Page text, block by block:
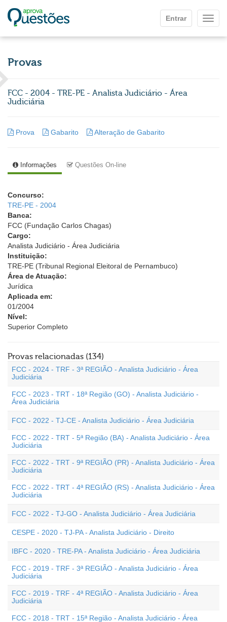
Entrar
Provas
FCC - 2004 - TRE-PE - Analista Judiciário - Área
Judiciária
Prova Gabarito Alteração de Gabarito
Informações Questões On-line
Concurso:
TRE-PE - 2004
Banca:
FCC (Fundação Carlos Chagas)
Cargo:
Analista Judiciário - Área Judiciária
Instituição:
TRE-PE (Tribunal Regional Eleitoral de Pernambuco)
Área de Atuação:
Jurídica
Aplicada em:
01/2004
Nível:
Superior Completo
Provas relacionadas (134)
FCC - 2024 - TRF - 3ª REGIÃO - Analista Judiciário - Área
Judiciária
FCC - 2023 - TRT - 18ª Região (GO) - Analista Judiciário -
Área Judiciária
FCC - 2022 - TJ-CE - Analista Judiciário - Área Judiciária
FCC - 2022 - TRT - 5ª Região (BA) - Analista Judiciário - Área
Judiciária
FCC - 2022 - TRT - 9ª REGIÃO (PR) - Analista Judiciário - Área
Judiciária
FCC - 2022 - TRT - 4ª REGIÃO (RS) - Analista Judiciário - Área
Judiciária
FCC - 2022 - TJ-GO - Analista Judiciário - Área Judiciária
CESPE - 2020 - TJ-PA - Analista Judiciário - Direito
IBFC - 2020 - TRE-PA - Analista Judiciário - Área Judiciária
FCC - 2019 - TRF - 3ª REGIÃO - Analista Judiciário - Área
Judiciária
FCC - 2019 - TRF - 4ª REGIÃO - Analista Judiciário - Área
Judiciária
FCC - 2018 - TRT - 15ª Região - Analista Judiciário - Área